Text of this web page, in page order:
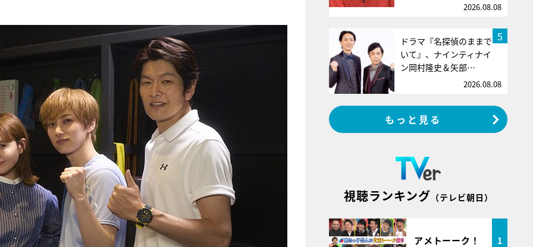
2026.08.08
5
ドラマ『名探偵のままで
いて』、ナインティナイ
ン岡村隆史＆矢部…
2026.08.08
もっと見る
視聴ランキング （テレビ朝日）
アメトーーク！ 1